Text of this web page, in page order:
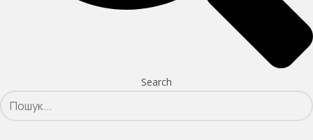
Search